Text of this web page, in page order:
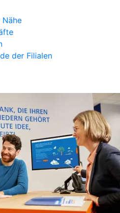
der Filialen